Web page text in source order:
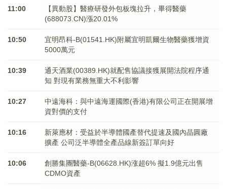
11:00
【異動股】醫療研發外包板塊拉升，畢得醫藥
(688073.CN)漲20.01%
10:50
宜明昂科-B(01541.HK)附屬宜明凱爾生物醫藥獲增資
5000萬元
10:39
通天酒業(00389.HK)就配售協議接獲展開法院程序通
知 對現有業務無重大不利影響
10:27
中遠海科：與中遠海運國際(香港)有限公司正在開展增
資對價的支付
10:16
新萊應材：受益於半導體國產替代提速及國內晶圓廠
擴產 公司泛半導體全產品線新簽訂單向好
10:06
創勝集團醫藥-B(06628.HK)涨超6% 擬1.9億元出售
CDMO資產